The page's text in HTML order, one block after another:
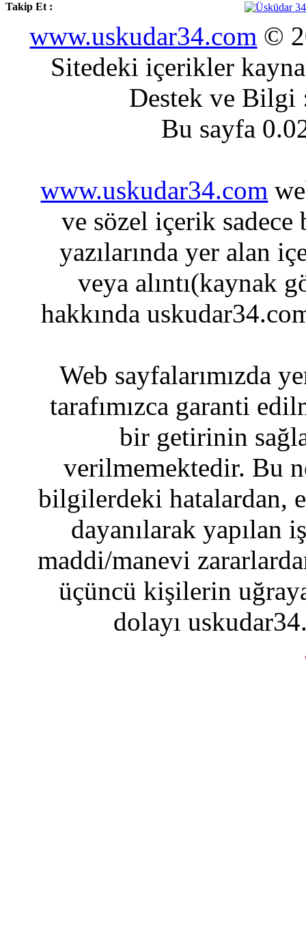
Takip Et :
www.uskudar34.com ©
Sitedeki içerikler
Destek ve
Bu sayfa
www.uskudar34.com
ve sözel içerik sadece
yazılarında yer alan
veya alıntı(kaynak
hakkında
Web sayfalarımızda
tarafımızca garanti
bir getirinin
verilmemektedir. Bu
bilgilerdeki hatalardan,
dayanılarak yapılan
maddi/manevi
üçüncü kişilerin
dolayı